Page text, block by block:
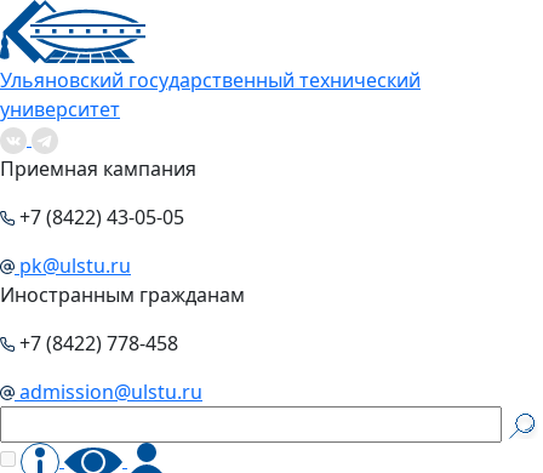
Ульяновский государственный технический
университет
Приемная кампания
+7 (8422) 43-05-05
pk@ulstu.ru
Иностранным гражданам
+7 (8422) 778-458
admission@ulstu.ru